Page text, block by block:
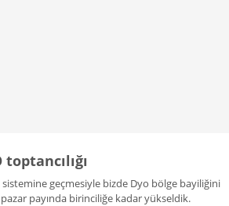
geçmesiyle bizde Dyo bölge bayiliğini
payında birinciliğe kadar yükseldik.